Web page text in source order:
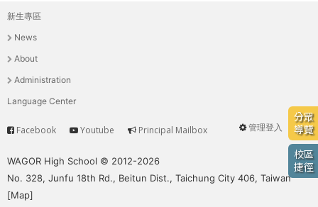
分眾
導覽
校區
捷徑
主
選
單
新生專區
News
About
Administration
Language Center
User
管理登入
Service
Facebook Youtube Principal Mailbox
WAGOR High School © 2012-2026
No. 328, Junfu 18th Rd., Beitun Dist., Taichung City 406, Taiwan
[Map]